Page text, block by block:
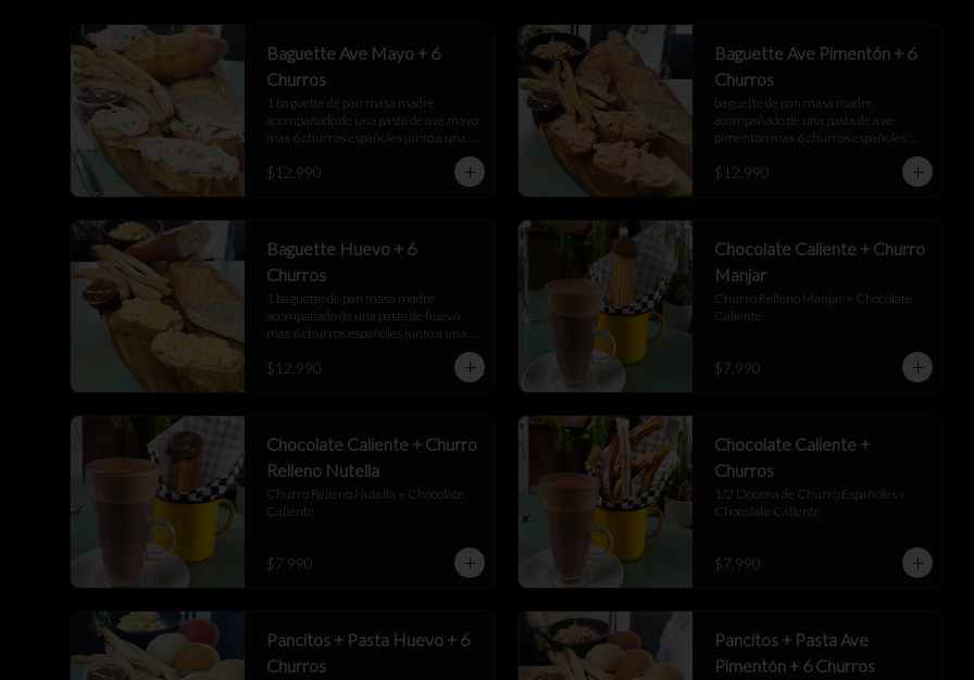
Baguette Ave Mayo + 6
Churros
1 baguette de pan masa madre
acompañado de una pasta de ave mayo
mas 6 churros españoles junto a una
$12.990
Baguette Ave Pimentón + 6
Churros
baguette de pan masa madre
acompañado de una pasta de ave
pimentón mas 6 churros españoles
$12.990
Baguette Huevo + 6
Churros
1 baguette de pan masa madre
acompañado de una pasta de huevo
mas 6 churros españoles junto a una
$12.990
Chocolate Caliente + Churro
Manjar
Churro Relleno Manjar + Chocolate
Caliente
$7.990
Chocolate Caliente + Churro
Relleno Nutella
Churro Relleno Nutella + Chocolate
Caliente
$7.990
Chocolate Caliente +
Churros
1/2 Docena de Churro Españoles +
Chocolate Caliente
$7.990
Pancitos + Pasta Huevo + 6
Churros
Pancitos + Pasta Ave
Pimentón + 6 Churros